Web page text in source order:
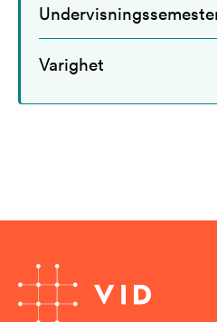
Varighet